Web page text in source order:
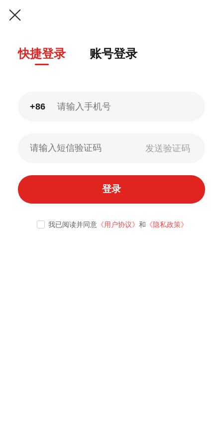
快捷登录 账号登录
+86
登录
我已阅读并同意 《用户协议》和 《隐私政策》